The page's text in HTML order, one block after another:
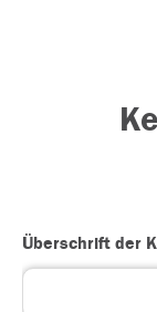
Überschrift der